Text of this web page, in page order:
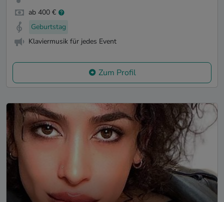
ab 400 €
Geburtstag
Klaviermusik für jedes Event
Zum Profil